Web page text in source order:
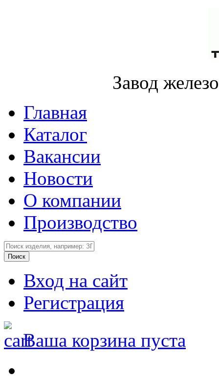
Завод
Главная
Каталог
Вакансии
Новости
О компании
Производство
Вход на сайт
Регистрация
Ваша корзина пуста